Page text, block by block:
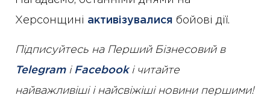
Херсонщині активізувалися бойові дії.
Підписуйтесь на Перший Бізнесовий в
Telegramі Facebookі читайте
найважливіші і найсвіжіші новини першими!